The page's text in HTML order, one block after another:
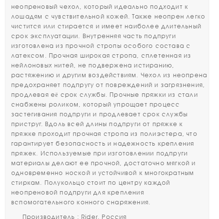
неопреновый чехол, который идеально подходит к
лошадям с чувствительной кожей. Также неопрен легко
чистится или стирается и имеет наиболее длительный
срок эксплуатации. Внутренняя часть подпруги
изготовлена из прочной стропы особого состава с
латексом. Прочная широкая стропа, сплетенная из
нейлоновых нитей, не подвержена истиранию,
растяжению и другим воздействиям. Чехол из неопрена
предохраняет подпругу от повреждений и загрязнения,
продлевая её срок службы. Прочные пряжки из стали
снабжены роликом, который упрощает процесс
застегивания подпруги и продлевает срок службы
приструг. Вдоль всей длины подпруги от пряжке к
пряжке проходит прочная стропа из полиэстера, что
гарантирует безопасность и надежность крепления
пряжек. Используемые при изготовлении подпруги
материалы делают ее прочной, достаточно мягкой и
одновременно ноской и устойчивой к многократным
стиркам. Полукольцо стоит по центру каждой
неопреновой подпруги для крепления
вспомогательного конного снаряжения.
Производитель : Rider, Россия